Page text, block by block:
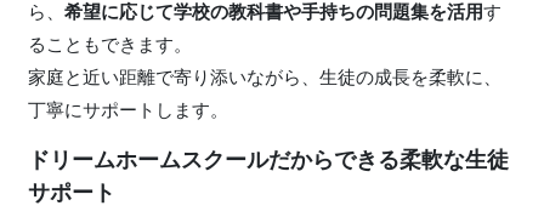
ら、 希望に応じて学校の教科書や手持ちの問題集を活用す
ることもできます。
家庭と近い距離で寄り添いながら、生徒の成長を柔軟に、
丁寧にサポートします。
ドリームホームスクールだからできる柔軟な生徒
サポート